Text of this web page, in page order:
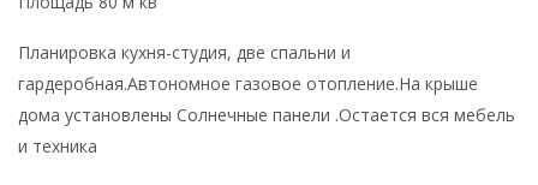
Планировка кухня-студия, две спальни и
гардеробная.Автономное газовое отопление.На крыше
дома установлены Солнечные панели .Остается вся мебель
и техника